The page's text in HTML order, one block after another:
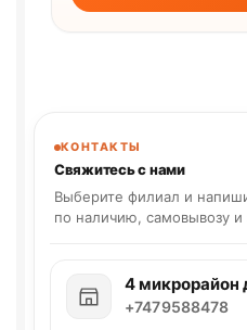
КОНТАКТЫ
Свяжитесь с нами
Выберите филиал и
по наличию, самовывозу и
4 микрорайон
+7479588478